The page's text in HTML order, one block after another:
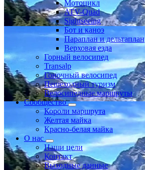
Мотоцикл
ATV-Quad
Sightseeing
Бот и каноэ
Параплан и дельтаплан
Верховая езда
Горный велосипед
Transalp
Гоночный велосипед
Пешеходный туризм
Велосипедные маршруты
Сообщество
Короли маршрута
Желтая майка
Красно-белая майка
О нас
Наши цели
Контакт
Выходные данные